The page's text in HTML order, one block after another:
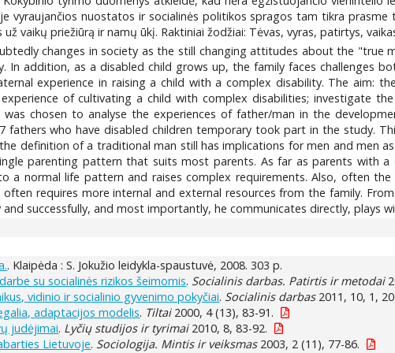
vyraujančios nuostatos ir socialinės politikos spragos tam tikra
vaikų priežiūrą ir namų ūkį. Raktiniai žodžiai: Tėvas, vyras, patirtys,
changes in society as the still changing attitudes about the
In addition, as a disabled child grows up, the family faces challenges
experience in raising a child with a complex disability. The aim:
of cultivating a child with complex disabilities; investigate
was chosen to analyse the experiences of father/man in the
fathers who have disabled children temporary took part in the study.
definition of a traditional man still has implications for men and men
parenting pattern that suits most parents. As far as parents with
a normal life pattern and raises complex requirements. Also, often
requires more internal and external resources from the family.
and successfully, and most importantly, he communicates directly, plays
. Klaipėda : S. Jokužio leidykla-spaustuvė, 2008. 303 p.
su socialinės rizikos šeimomis. Socialinis darbas. Patirtis ir metodai
vidinio ir socialinio gyvenimo pokyčiai. Socialinis darbas2011, 10, 1,
adaptacijos modelis. Tiltai2000, 4 (13), 83-91.
judėjimai. Lyčių studijos ir tyrimai2010, 8, 83-92.
Lietuvoje. Sociologija. Mintis ir veiksmas2003, 2 (11), 77-86.